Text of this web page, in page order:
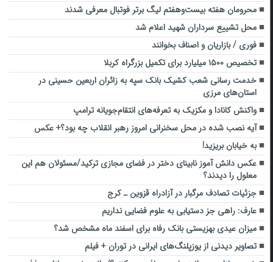
محرومان هفته بیست‌وهفتم لیگ برتر فوتبال معرفی شدند
محل تشییع سرداران شهید اعلام شد
فوری / بازاریان و اصناف بخوانند
تخصیص ۱۵۰۰ میلیارد برای تکمیل بزرگراه کربلا
خدمت رسانی شعب کشیک بانک سپه به زائران اربعین حسینی در
استان‌های مرزی
واکنش کانادا و مکزیک به تعرفه‌های انتقام‌جویانه ترامپ
آیه نصب شده در محل سخنرانی امروز رهبر انقلاب چه بود؟+ عکس
به خیابان بریزید!
عکس دانش آموز نابینای دختر در فضای مجازی ترکید/مسئولان هم این
معلول را دیدند؟
جزئیات تصادف مرگبار در آزادراه قزوین ـ کرج
عارف: راهی جز دستیابی به علوم فضایی نداریم
میزان عیدی بهزیستی بانک رفاه برای اسفند ماه مشخص شد؟
تصاویر دیدنی از یوزپلنگ‌های ایرانی در توران + فیلم